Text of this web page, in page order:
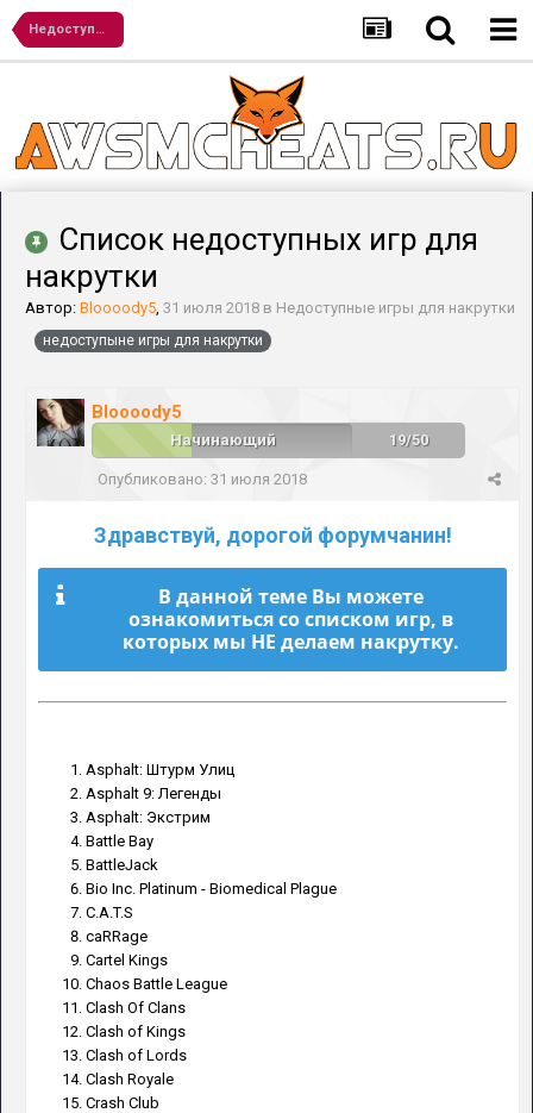
Недоступные игры для накрутки
Список недоступных игр для
накрутки
Автор: Bloooody5, 31 июля 2018 в Недоступные игры для накрутки
недоступыне игры для накрутки
Bloooody5
Начинающий 19/50
Опубликовано: 31 июля 2018
Здравствуй, дорогой форумчанин!
В данной теме Вы можете
ознакомиться со списком игр, в
которых мы НЕ делаем накрутку.
Asphalt: Штурм Улиц
Asphalt 9: Легенды
Asphalt: Экстрим
Battle Bay
BattleJack
Bio Inc. Platinum - Biomedical Plague
C.A.T.S
caRRage
Cartel Kings
Chaos Battle League
Clash Of Clans
Clash of Kings
Clash of Lords
Clash Royale
Crash Club